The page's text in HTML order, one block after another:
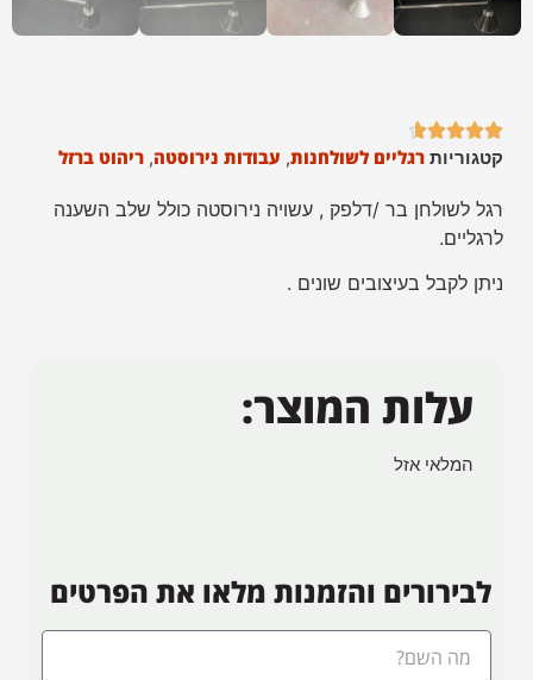





קטגוריות רגליים לשולחנות, עבודות נירוסטה, ריהוט ברזל
רגל לשולחן בר /דלפק , עשויה נירוסטה כולל שלב השענה
לרגליים.
ניתן לקבל בעיצובים שונים .
עלות המוצר:
המלאי אזל
לבירורים והזמנות מלאו את הפרטים